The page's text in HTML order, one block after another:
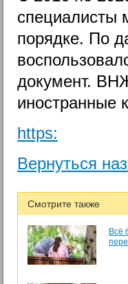
специалисты
порядке. По
документ.
иностранные
https:
Вернуться
Смотрите также
Всё